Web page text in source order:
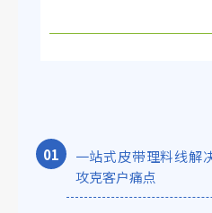
01
一站式皮带理料线解
攻克客户痛点